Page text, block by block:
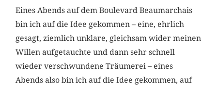
Eines Abends auf dem Boulevard Beaumarchais
bin ich auf die Idee gekommen – eine, ehrlich
gesagt, ziemlich unklare, gleichsam wider meinen
Willen aufgetauchte und dann sehr schnell
wieder verschwundene Träumerei – eines
Abends also bin ich auf die Idee gekommen, auf